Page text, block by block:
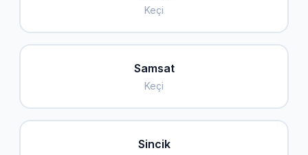
Keçi
Samsat
Keçi
Sincik